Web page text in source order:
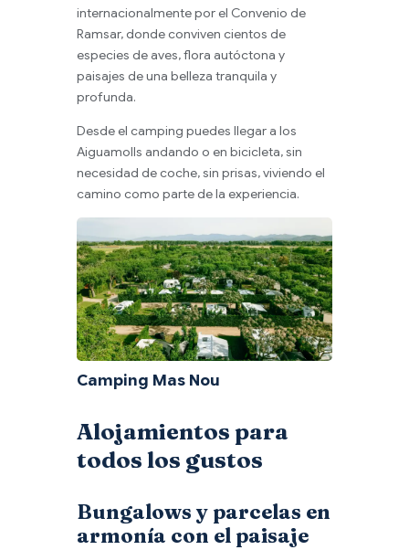
internacionalmente por el Convenio de
Ramsar, donde conviven cientos de
especies de aves, flora autóctona y
paisajes de una belleza tranquila y
profunda.
Desde el camping puedes llegar a los
Aiguamolls andando o en bicicleta, sin
necesidad de coche, sin prisas, viviendo el
camino como parte de la experiencia.
Camping Mas Nou
Alojamientos para
todos los gustos
Bungalows y parcelas en
armonía con el paisaje